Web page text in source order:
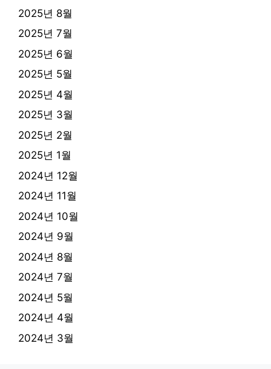
2025년 8월
2025년 7월
2025년 6월
2025년 5월
2025년 4월
2025년 3월
2025년 2월
2025년 1월
2024년 12월
2024년 11월
2024년 10월
2024년 9월
2024년 8월
2024년 7월
2024년 5월
2024년 4월
2024년 3월